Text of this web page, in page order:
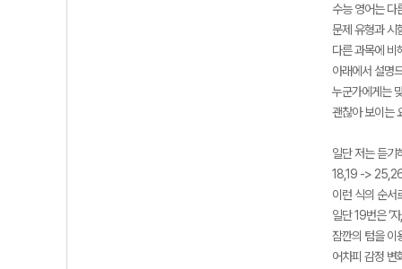
수능 영어는 다
문제 유형과 시
다른 과목에 비
아래에서 설명
누군가에게는
괜찮아 보이는
일단 저는 듣기
18,19 ->
이런 식의 순서
일단 19번은 ’
잠깐의 텀을 이
어차피 감정 변